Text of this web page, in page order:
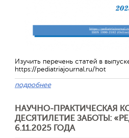
Изучить перечень статей в
https://pediatriajournal.ru/hot
подробнее
НАУЧНО-ПРАКТИЧЕСКАЯ
ДЕСЯТИЛЕТИЕ ЗАБОТЫ:
6.11.2025 ГОДА